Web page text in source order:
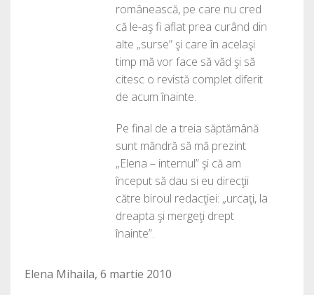
românească, pe care nu cred
că le-aş fi aflat prea curând din
alte „surse” şi care în acelaşi
timp mă vor face să văd şi să
citesc o revistă complet diferit
de acum înainte.
Pe final de a treia săptămână
sunt măndră să mă prezint
„Elena – internul” şi că am
început să dau si eu direcţii
către biroul redacţiei: „urcaţi, la
dreapta şi mergeţi drept
înainte”.
Elena Mihaila, 6 martie 2010